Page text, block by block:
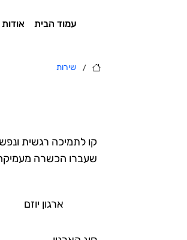
עמוד הבית אודות
/ שירות
קו לתמיכה רגשית
שעברו הכשרה
ארגון יוזם